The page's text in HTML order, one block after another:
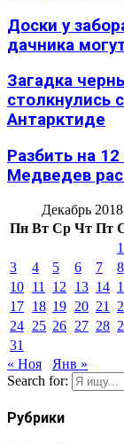
Доски у
дачника
Загадка
столкнулись
Антарктиде
Разбить на 12
Медведев
Декабрь 2018
Пн Вт Ср Чт Пт
1
3
4 5 6 7 8
10 11 12 13 14
17 18 19 20 21
24 25 26 27 28
31
« Ноя
Янв »
Search for:
Рубрики